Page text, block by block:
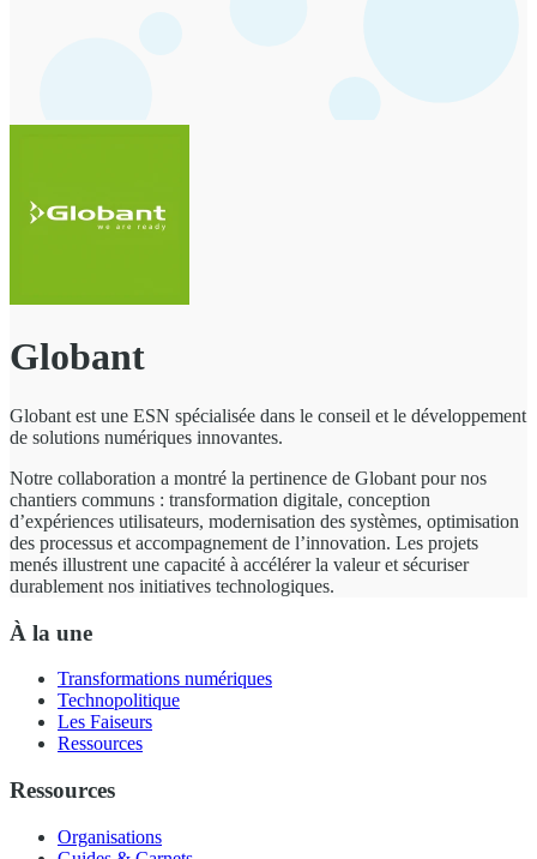
Globant
Globant est une ESN spécialisée dans le conseil et le développement
de solutions numériques innovantes.
Notre collaboration a montré la pertinence de Globant pour nos
chantiers communs : transformation digitale, conception
d’expériences utilisateurs, modernisation des systèmes, optimisation
des processus et accompagnement de l’innovation. Les projets
menés illustrent une capacité à accélérer la valeur et sécuriser
durablement nos initiatives technologiques.
À la une
Transformations numériques
Technopolitique
Les Faiseurs
Ressources
Ressources
Organisations